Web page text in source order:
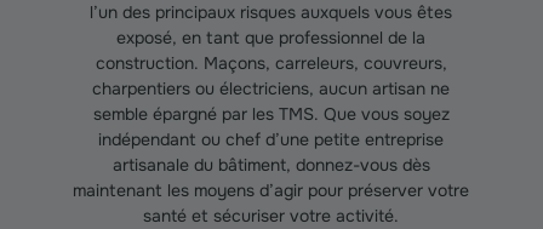
l’un des principaux risques auxquels vous êtes
exposé, en tant que professionnel de la
construction. Maçons, carreleurs, couvreurs,
charpentiers ou électriciens, aucun artisan ne
semble épargné par les TMS. Que vous soyez
indépendant ou chef d’une petite entreprise
artisanale du bâtiment, donnez-vous dès
maintenant les moyens d’agir pour préserver votre
santé et sécuriser votre activité.